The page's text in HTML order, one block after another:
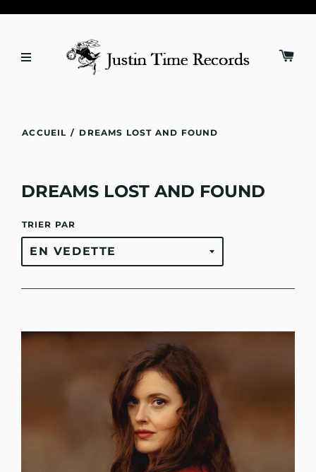
ACCUEIL / DREAMS LOST AND FOUND
DREAMS LOST AND FOUND
TRIER PAR